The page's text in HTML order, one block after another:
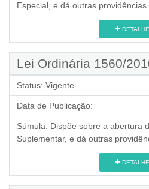
Especial, e dá outras providências.
Lei Ordinária 1560/
Status: Vigente
Data de Publicação:
Súmula: Dispõe sobre a abertura
Suplementar, e dá outras